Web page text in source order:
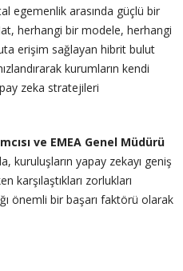
egemenlik arasında güçlü bir
herhangi bir modele, herhangi
erişim sağlayan hibrit bulut
kurumların kendi
zeka stratejileri
ve EMEA Genel Müdürü
kuruluşların yapay zekayı geniş
karşılaştıkları zorlukları
önemli bir başarı faktörü olarak